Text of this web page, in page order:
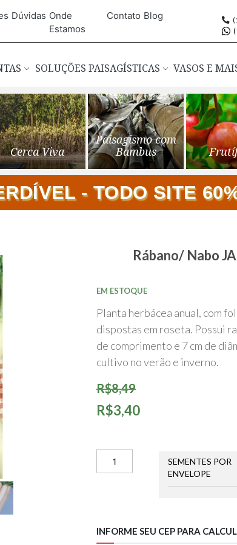
Dúvidas Onde
Estamos
Contato Blog
SOLUÇÕES PAISAGÍSTICAS VASOS E
Cerca Viva
Paisagismo com
Bambus
- TODO SITE
Rábano/ Nabo
R$8,49
R$3,40
EM ESTOQUE
Planta herbácea anual, com
dispostas em roseta. Possui
de comprimento e 7 cm de
cultivo no verão e inverno.
INFORME SEU CEP PARA
SEMENTES POR
ENVELOPE